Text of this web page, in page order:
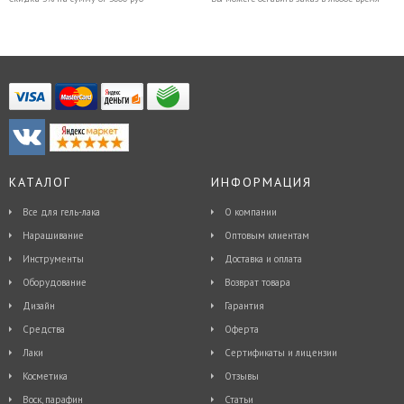
КАТАЛОГ
Все для гель-лака
Наращивание
Инструменты
Оборудование
Дизайн
Средства
Лаки
Косметика
Воск, парафин
ИНФОРМАЦИЯ
О компании
Оптовым клиентам
Доставка и оплата
Возврат товара
Гарантия
Оферта
Сертификаты и лицензии
Отзывы
Статьи